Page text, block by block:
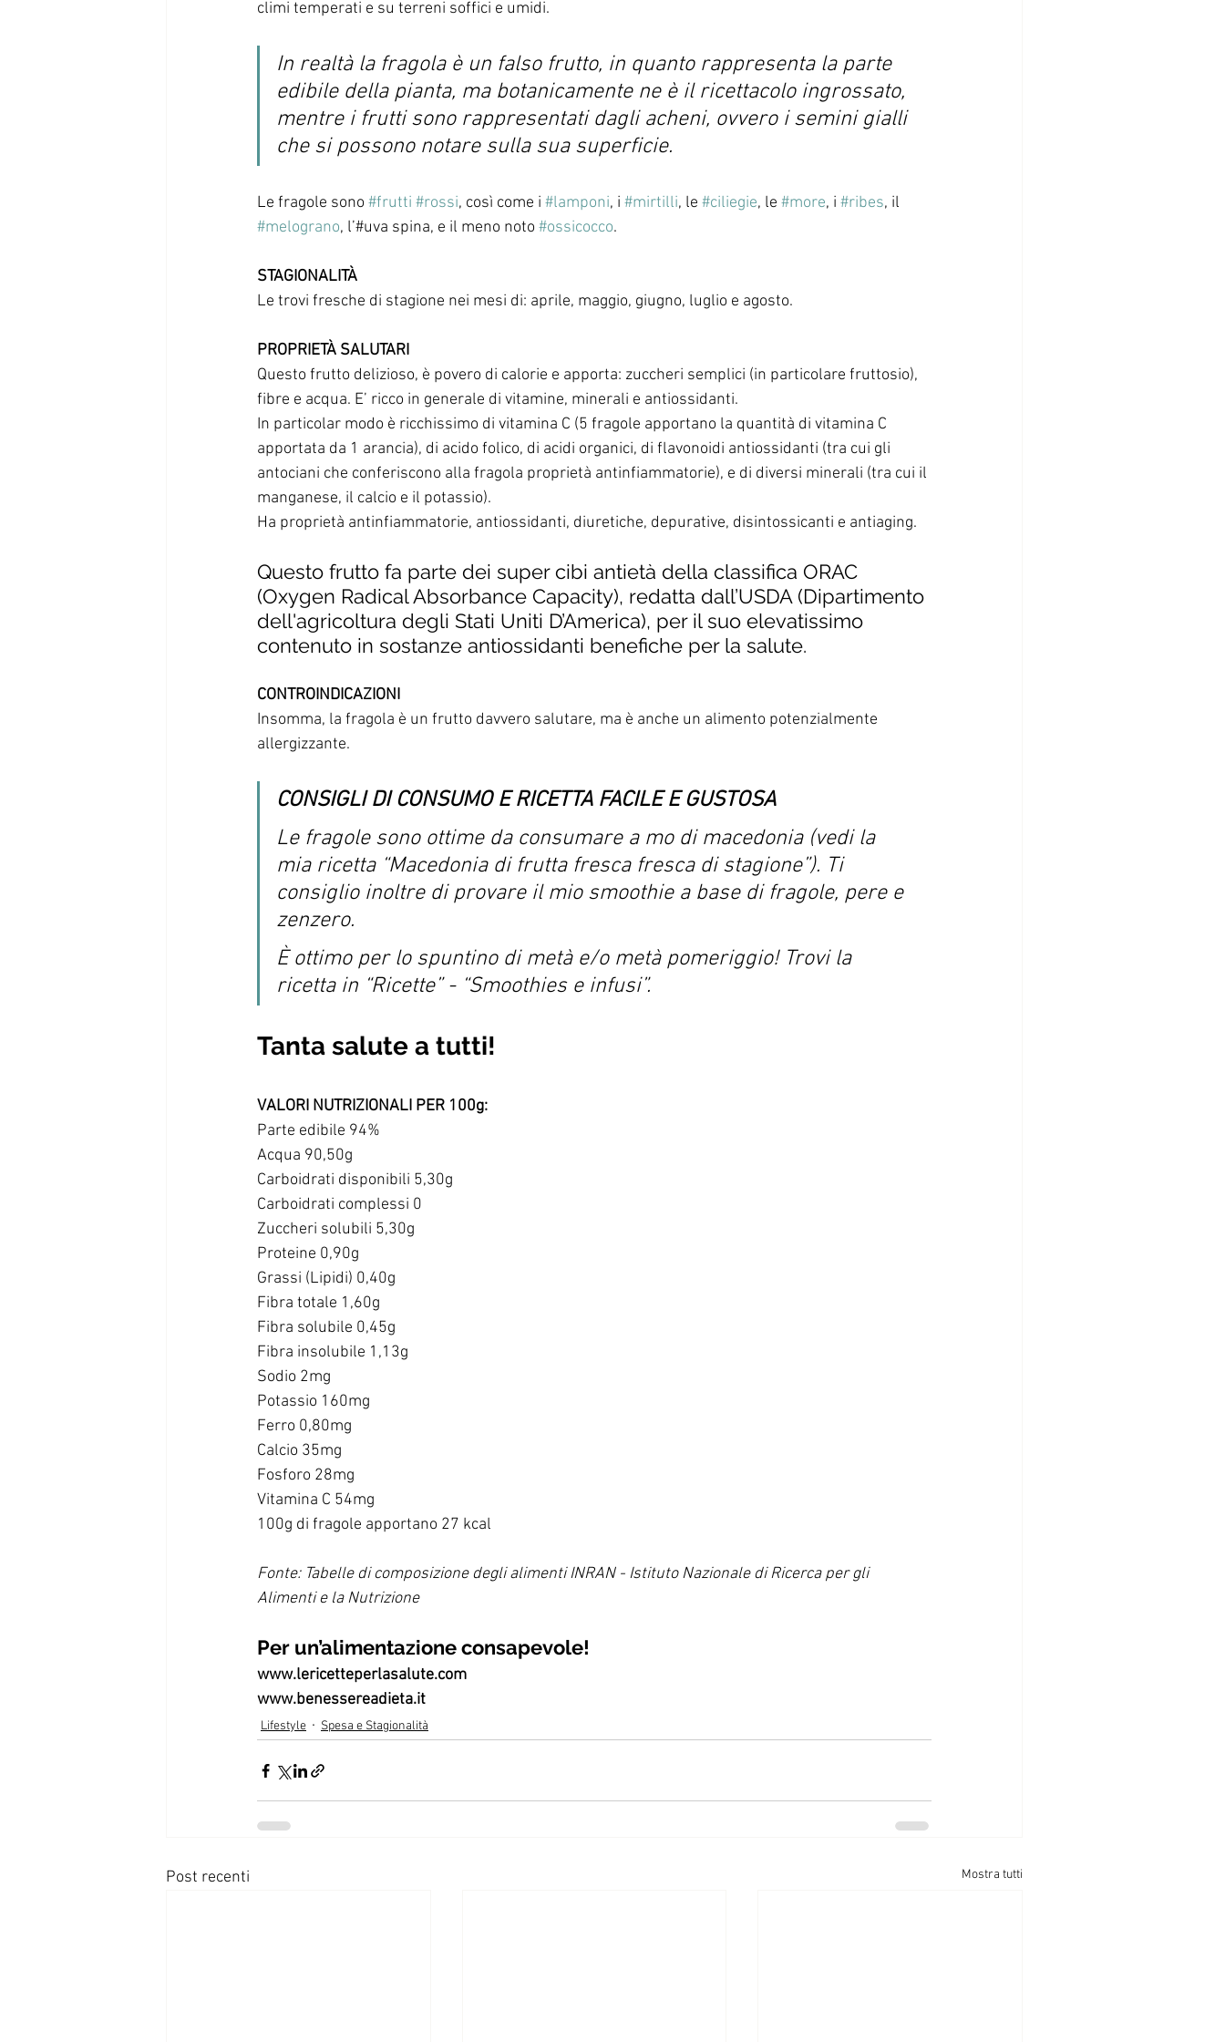
climi temperati e su terreni soffici e umidi.
In realtà la fragola è un falso frutto, in quanto rappresenta la parte
edibile della pianta, ma botanicamente ne è il ricettacolo ingrossato,
mentre i frutti sono rappresentati dagli acheni, ovvero i semini gialli
che si possono notare sulla sua superficie.
Le fragole sono #frutti #rossi, così come i #lamponi, i #mirtilli, le #ciliegie, le #more, i #ribes, il
#melograno, l’#uva spina, e il meno noto #ossicocco.
STAGIONALITÀ
Le trovi fresche di stagione nei mesi di: aprile, maggio, giugno, luglio e agosto.
PROPRIETÀ SALUTARI
Questo frutto delizioso, è povero di calorie e apporta: zuccheri semplici (in particolare fruttosio),
fibre e acqua. E’ ricco in generale di vitamine, minerali e antiossidanti.
In particolar modo è ricchissimo di vitamina C (5 fragole apportano la quantità di vitamina C
apportata da 1 arancia), di acido folico, di acidi organici, di flavonoidi antiossidanti (tra cui gli
antociani che conferiscono alla fragola proprietà antinfiammatorie), e di diversi minerali (tra cui il
manganese, il calcio e il potassio).
Ha proprietà antinfiammatorie, antiossidanti, diuretiche, depurative, disintossicanti e antiaging.
Questo frutto fa parte dei super cibi antietà della classifica ORAC
(Oxygen Radical Absorbance Capacity), redatta dall’USDA (Dipartimento
dell'agricoltura degli Stati Uniti D’America), per il suo elevatissimo
contenuto in sostanze antiossidanti benefiche per la salute.
CONTROINDICAZIONI
Insomma, la fragola è un frutto davvero salutare, ma è anche un alimento potenzialmente
allergizzante.
CONSIGLI DI CONSUMO E RICETTA FACILE E GUSTOSA
Le fragole sono ottime da consumare a mo di macedonia (vedi la
mia ricetta “Macedonia di frutta fresca fresca di stagione”). Ti
consiglio inoltre di provare il mio smoothie a base di fragole, pere e
zenzero.
È ottimo per lo spuntino di metà e/o metà pomeriggio! Trovi la
ricetta in “Ricette” - “Smoothies e infusi”.
Tanta salute a tutti!
VALORI NUTRIZIONALI PER 100g:
Parte edibile 94%
Acqua 90,50g
Carboidrati disponibili 5,30g
Carboidrati complessi 0
Zuccheri solubili 5,30g
Proteine 0,90g
Grassi (Lipidi) 0,40g
Fibra totale 1,60g
Fibra solubile 0,45g
Fibra insolubile 1,13g
Sodio 2mg
Potassio 160mg
Ferro 0,80mg
Calcio 35mg
Fosforo 28mg
Vitamina C 54mg
100g di fragole apportano 27 kcal
Fonte: Tabelle di composizione degli alimenti INRAN - Istituto Nazionale di Ricerca per gli
Alimenti e la Nutrizione
Per un’alimentazione consapevole!
www.lericetteperlasalute.com
www.benessereadieta.it
Lifestyle Spesa e Stagionalità
Post recenti Mostra tutti